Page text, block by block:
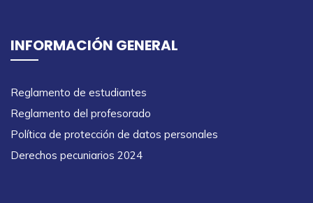
INFORMACIÓN GENERAL
Reglamento de estudiantes
Reglamento del profesorado
Política de protección de datos personales
Derechos pecuniarios 2024